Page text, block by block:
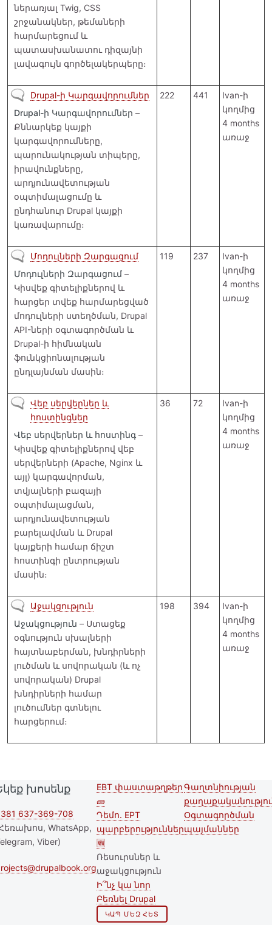
ներառյալ Twig, CSS
շրջանակներ, թեմաների
հարմարեցում և
պատասխանատու դիզայնի
լավագույն գործելակերպերը։
Չկան նոր գրառումներ
Drupal-ի Կարգավորումներ
Drupal-ի Կարգավորումներ –
Քննարկեք կայքի
կարգավորումները,
պարունակության տիպերը,
իրավունքները,
արդյունավետության
օպտիմալացումը և
ընդհանուր Drupal կայքի
կառավարումը։
222 441 Ivan-ի
կողմից
4 months
առաջ
Չկան նոր գրառումներ
Մոդուլների Զարգացում
Մոդուլների Զարգացում –
Կիսվեք գիտելիքներով և
հարցեր տվեք հարմարեցված
մոդուլների ստեղծման, Drupal
API-ների օգտագործման և
Drupal-ի հիմնական
ֆունկցիոնալության
ընդլայնման մասին։
119 237 Ivan-ի
կողմից
4 months
առաջ
Չկան նոր գրառումներ
Վեբ սերվերներ և
հոստինգներ
Վեբ սերվերներ և հոստինգ –
Կիսվեք գիտելիքներով վեբ
սերվերների (Apache, Nginx և
այլ) կարգավորման,
տվյալների բազայի
օպտիմալացման,
արդյունավետության
բարելավման և Drupal
կայքերի համար ճիշտ
հոստինգի ընտրության
մասին։
36 72 Ivan-ի
կողմից
4 months
առաջ
Չկան նոր գրառումներ
Աջակցություն
Աջակցություն – Ստացեք
օգնություն սխալների
հայտնաբերման, խնդիրների
լուծման և սովորական (և ոչ
սովորական) Drupal
խնդիրների համար
լուծումներ գտնելու
հարցերում։
198 394 Ivan-ի
կողմից
4 months
առաջ
խոսենք
637-369-708
WhatsApp,
Viber)
Second
footer
menu
EBT փաստաթղթեր
🧱
Դեմո. EPT
պարբերություններ
🆕
Ռեսուրսներ և
աջակցություն
Ի՞նչ կա նոր
Բեռնել Drupal
ԿԱՊ ՄԵԶ ՀԵՏ
Footer menu
Գաղտնիության
Օգտագործման
պայմաններ